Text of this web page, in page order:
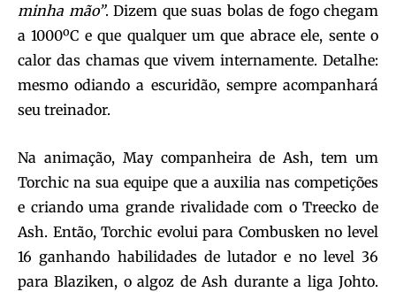
minha mão”. Dizem que suas bolas de fogo chegam
a 1000ºC e que qualquer um que abrace ele, sente o
calor das chamas que vivem internamente. Detalhe:
mesmo odiando a escuridão, sempre acompanhará
seu treinador.
Na animação, May companheira de Ash, tem um
Torchic na sua equipe que a auxilia nas competições
e criando uma grande rivalidade com o Treecko de
Ash. Então, Torchic evolui para Combusken no level
16 ganhando habilidades de lutador e no level 36
para Blaziken, o algoz de Ash durante a liga Johto.